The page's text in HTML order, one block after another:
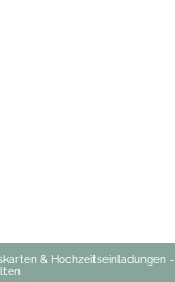
& Hochzeitseinladungen -